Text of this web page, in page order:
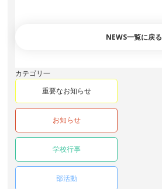
NEWS一覧に戻る
カテゴリ一
重要なお知らせ
お知らせ
学校行事
部活動